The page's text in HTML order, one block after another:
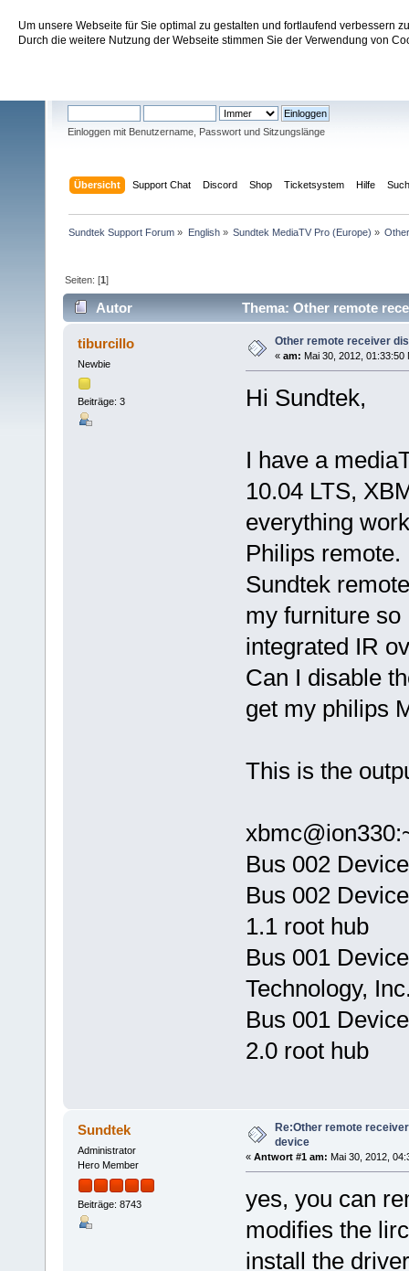
Um unsere Webseite für Sie optimal zu gestalten und fortlaufend verbessern
Durch die weitere Nutzung der Webseite stimmen Sie der Verwendung von
Sundtek Support Forum
Einloggen mit Benutzername, Passwort und Sitzungslänge
Übersicht Support Chat Discord Shop Ticketsystem Hilfe
Sundtek Support Forum » English» Sundtek MediaTV Pro (Europe) »
Seiten: [1]
Autor Thema: Other remote
tiburcillo
Newbie
Beiträge: 3
Other remote receiver
« am: Mai 30, 2012, 01:33:50
Hi Sundtek,
I have a
10.04 LTS,
everything
Philips
Sundtek
my furniture so
integrated IR
Can I disable
get my philips
This is the
Bus 002
Bus 002
1.1 root hub
Bus 001
Technology,
Bus 001
2.0 root hub
Sundtek
Administrator
Hero Member
Beiträge: 8743
Re:Other remote
device
« Antwort #1 am: Mai 30, 2012,
yes, you can
modifies the
install the